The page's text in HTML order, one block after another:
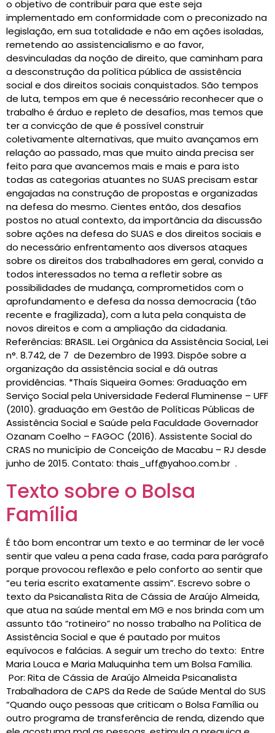
o objetivo de contribuir para que este seja
implementado em conformidade com o preconizado na
legislação, em sua totalidade e não em ações isoladas,
remetendo ao assistencialismo e ao favor,
desvinculadas da noção de direito, que caminham para
a desconstrução da política pública de assistência
social e dos direitos sociais conquistados. São tempos
de luta, tempos em que é necessário reconhecer que o
trabalho é árduo e repleto de desafios, mas temos que
ter a convicção de que é possível construir
coletivamente alternativas, que muito avançamos em
relação ao passado, mas que muito ainda precisa ser
feito para que avancemos mais e mais e para isto
todas as categorias atuantes no SUAS precisam estar
engajadas na construção de propostas e organizadas
na defesa do mesmo. Cientes então, dos desafios
postos no atual contexto, da importância da discussão
sobre ações na defesa do SUAS e dos direitos sociais e
do necessário enfrentamento aos diversos ataques
sobre os direitos dos trabalhadores em geral, convido a
todos interessados no tema a refletir sobre as
possibilidades de mudança, comprometidos com o
aprofundamento e defesa da nossa democracia (tão
recente e fragilizada), com a luta pela conquista de
novos direitos e com a ampliação da cidadania.
Referências: BRASIL. Lei Orgânica da Assistência Social, Lei
n°. 8.742, de 7 de Dezembro de 1993. Dispõe sobre a
organização da assistência social e dá outras
providências. *Thaís Siqueira Gomes: Graduação em
Serviço Social pela Universidade Federal Fluminense – UFF
(2010). graduação em Gestão de Políticas Públicas de
Assistência Social e Saúde pela Faculdade Governador
Ozanam Coelho – FAGOC (2016). Assistente Social do
CRAS no município de Conceição de Macabu – RJ desde
junho de 2015. Contato: thais_uff@yahoo.com.br .
Texto sobre o Bolsa
Família
É tão bom encontrar um texto e ao terminar de ler você
sentir que valeu a pena cada frase, cada para parágrafo
porque provocou reflexão e pelo conforto ao sentir que
“eu teria escrito exatamente assim”. Escrevo sobre o
texto da Psicanalista Rita de Cássia de Araújo Almeida,
que atua na saúde mental em MG e nos brinda com um
assunto tão “rotineiro” no nosso trabalho na Política de
Assistência Social e que é pautado por muitos
equívocos e falácias. A seguir um trecho do texto: Entre
Maria Louca e Maria Maluquinha tem um Bolsa Família.
Por: Rita de Cássia de Araújo Almeida Psicanalista
Trabalhadora de CAPS da Rede de Saúde Mental do SUS
“Quando ouço pessoas que criticam o Bolsa Família ou
outro programa de transferência de renda, dizendo que